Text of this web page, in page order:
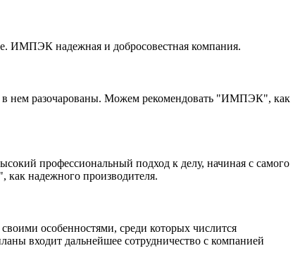
ИМПЭК надежная и добросовестная компания.
нем разочарованы. Можем рекомендовать "ИМПЭК", как
профессиональный подход к делу, начиная с самого
как надежного производителя.
особенностями, среди которых числится
входит дальнейшее сотрудничество с компанией